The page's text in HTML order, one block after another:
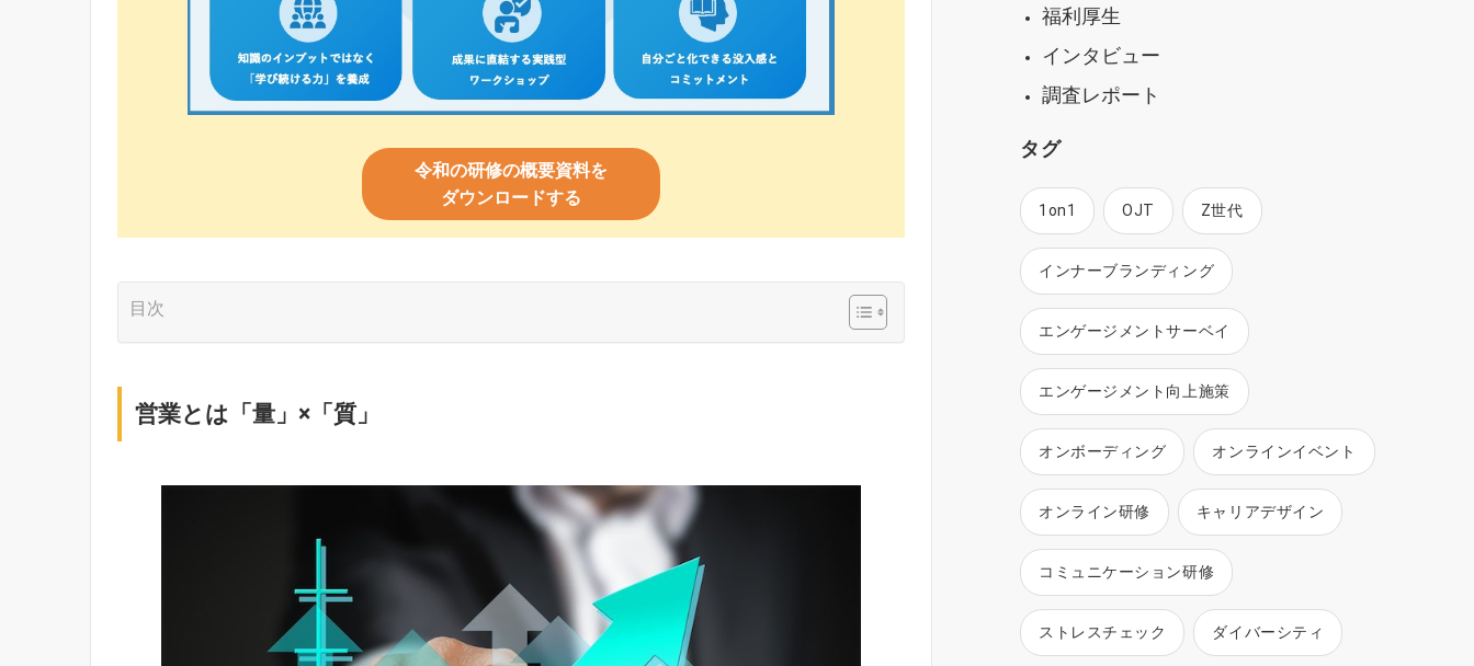
令和の研修の概要資料を
ダウンロードする
目次
営業とは「量」×「質」
福利厚生
インタビュー
調査レポート
タグ
1on1 OJT Z世代
インナーブランディング
エンゲージメントサーベイ
エンゲージメント向上施策
オンボーディング オンラインイベント
オンライン研修 キャリアデザイン
コミュニケーション研修
ストレスチェック ダイバーシティ